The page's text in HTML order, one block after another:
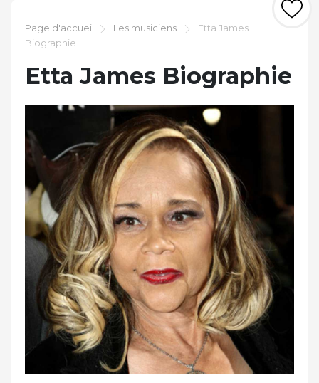
Page d'accueil Les musiciens
Etta James
Biographie
Etta James Biographie